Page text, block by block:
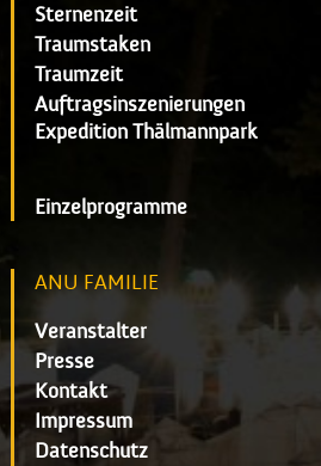
Sternenzeit
Traumstaken
Traumzeit
Auftragsinszenierungen
Expedition Thälmannpark
Einzelprogramme
ANU FAMILIE
Veranstalter
Presse
Kontakt
Impressum
Datenschutz